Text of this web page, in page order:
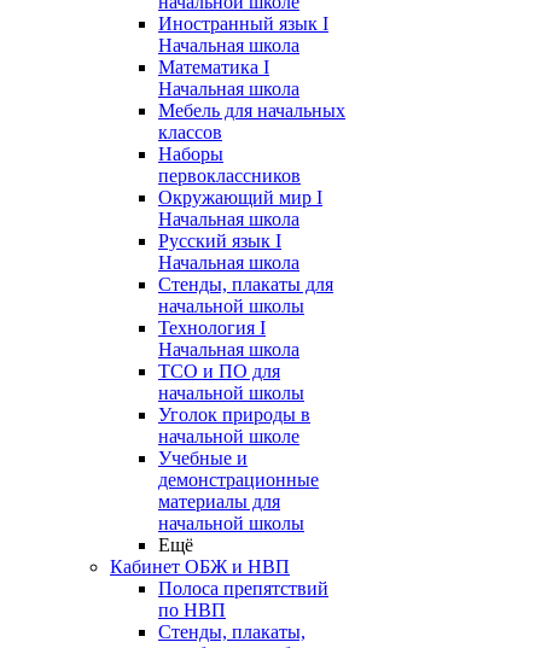
Иностранный язык I
Начальная школа
Математика I
Начальная школа
Мебель для начальных
классов
Наборы
первоклассников
Окружающий мир I
Начальная школа
Русский язык I
Начальная школа
Стенды, плакаты для
начальной школы
Технология I
Начальная школа
ТСО и ПО для
начальной школы
Уголок природы в
начальной школе
Учебные и
демонстрационные
материалы для
начальной школы
Ещё
Кабинет ОБЖ и НВП
Полоса препятствий
по НВП
Стенды, плакаты,